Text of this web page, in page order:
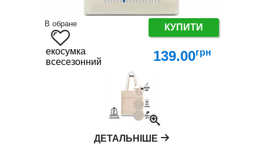
В обране КУПИТИ
екосумка
всесезонний
139.00грн
ДЕТАЛЬНІШЕ